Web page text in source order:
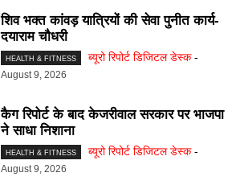
शिव भक्त कांवड़ यात्रियों की सेवा पुनीत कार्य-
दयाराम चौधरी
HEALTH & FITNESS ब्यूरो रिपोर्ट डिजिटल डेस्क -
August 9, 2026
कैग रिपोर्ट के बाद केजरीवाल सरकार पर भाजपा
ने साधा निशाना
HEALTH & FITNESS ब्यूरो रिपोर्ट डिजिटल डेस्क -
August 9, 2026